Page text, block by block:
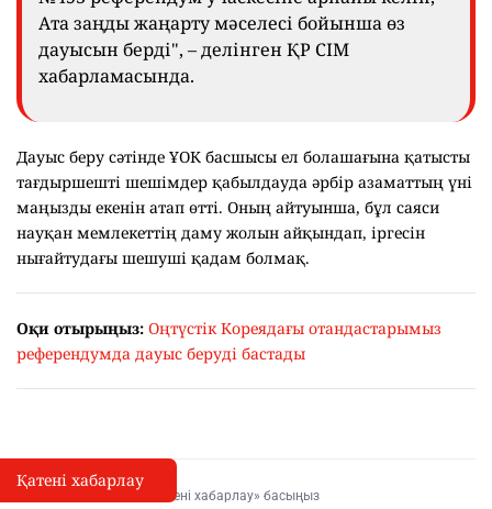
Ата заңды жаңарту мәселесі бойынша өз
дауысын берді", – делінген ҚР СІМ
хабарламасында.
Дауыс беру сәтінде ҰОК басшысы ел болашағына қатысты
тағдыршешті шешімдер қабылдауда әрбір азаматтың үні
маңызды екенін атап өтті. Оның айтуынша, бұл саяси
науқан мемлекеттің даму жолын айқындап, іргесін
нығайтудағы шешуші қадам болмақ.
Оқи отырыңыз: Оңтүстік Кореядағы отандастарымыз
референдумда дауыс беруді бастады
I
Қате туралы хабарлау
Мәтінді белгілеп, «Қатені хабарлау» басыңыз
Қатені хабарлау